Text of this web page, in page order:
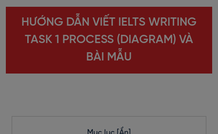
HƯỚNG DẪN VIẾT IELTS WRITING
TASK 1 PROCESS (DIAGRAM) VÀ
BÀI MẪU